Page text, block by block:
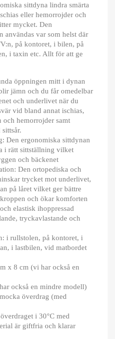
sittdyna lindra smärta
eller hemorrojder och
mycket. Den
användas var som helst där
på kontoret, i bilen, på
i taxin etc. Allt för att ge
öppningen mitt i dynan
jämn och du får omedelbar
och underlivet när du
vid bland annat ischias,
och hemorrojder samt
Den ergonomiska sittdynan
i rätt sittställning vilket
och bäckenet
Den ortopediska och
trycket mot underlivet,
på låret vilket ger bättre
och ökar komforten
elastisk ihoppressad
tryckavlastande och
i rullstolen, på kontoret, i
i lastbilen, vid matbordet
x 8 cm (vi har också en
också en mindre modell)
överdrag (med
i 30°C med
är giftfria och klarar